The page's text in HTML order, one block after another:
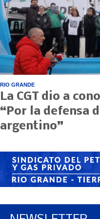
RIO GRANDE
La CGT dio a
“Por la defensa
argentino”